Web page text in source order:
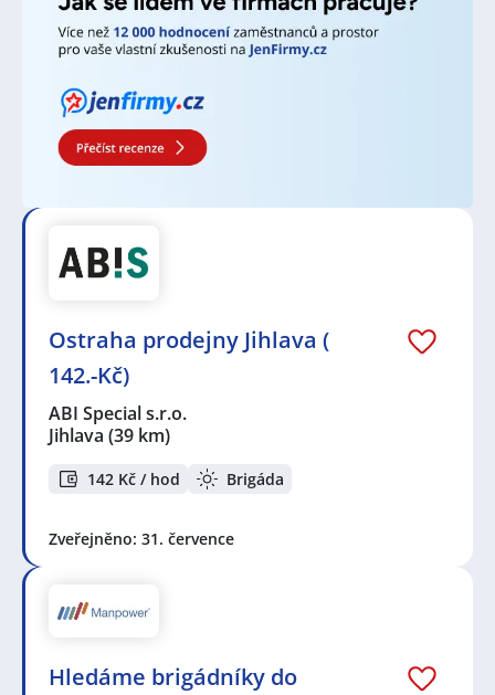
Ostraha prodejny Jihlava (
142.-Kč)
ABI Special s.r.o.
Jihlava (39 km)
142 Kč / hod Brigáda
Zveřejněno: 31. července
Hledáme brigádníky do